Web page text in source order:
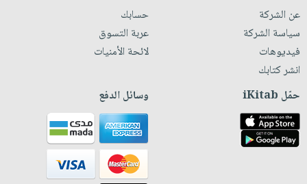
عن الشركة
سياسة الشركة
فيديوهات
انشر كتابك
حسابك
عربة التسوق
لائحة الأمنيات
حمّل iKitab وسائل الدفع